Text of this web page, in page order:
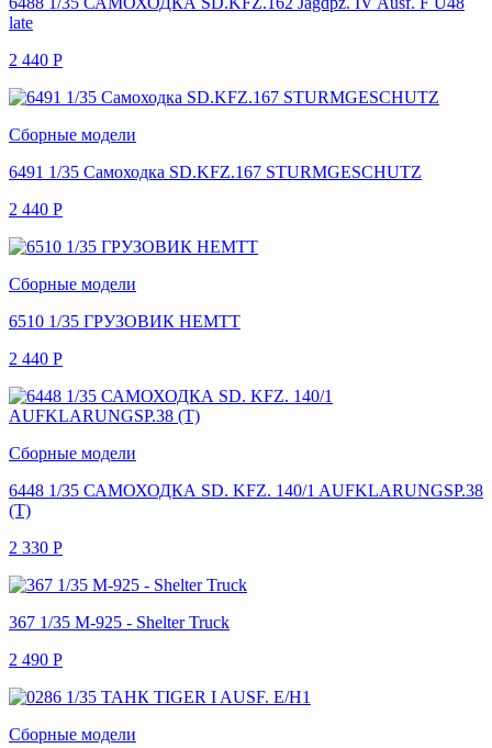
late
2 440 Р
Сборные модели
6491 1/35 Самоходка SD.KFZ.167 STURMGESCHUTZ
2 440 Р
Сборные модели
6510 1/35 ГРУЗОВИК HEMTT
2 440 Р
Сборные модели
6448 1/35 САМОХОДКА SD. KFZ. 140/1 AUFKLARUNGSP.38
(T)
2 330 Р
367 1/35 M-925 - Shelter Truck
2 490 Р
Сборные модели